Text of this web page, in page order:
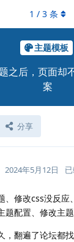
主题模板
之后，页面却
案
分享
1 / 3 条
2024年5月12日
、修改css没反应
题配置、修改主
，翻遍了论坛都